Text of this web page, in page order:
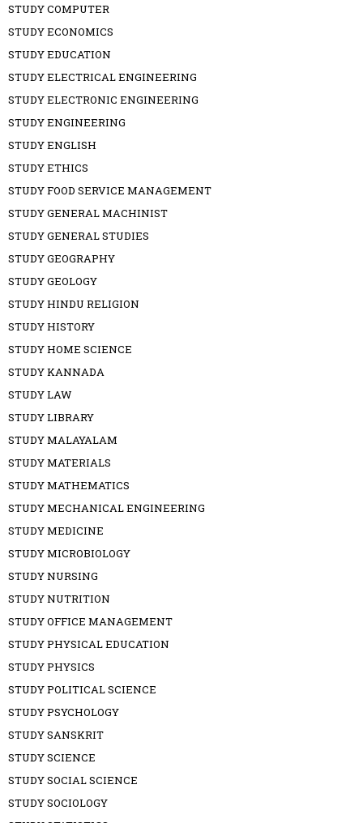
STUDY COMPUTER
STUDY ECONOMICS
STUDY EDUCATION
STUDY ELECTRICAL ENGINEERING
STUDY ELECTRONIC ENGINEERING
STUDY ENGINEERING
STUDY ENGLISH
STUDY ETHICS
STUDY FOOD SERVICE MANAGEMENT
STUDY GENERAL MACHINIST
STUDY GENERAL STUDIES
STUDY GEOGRAPHY
STUDY GEOLOGY
STUDY HINDU RELIGION
STUDY HISTORY
STUDY HOME SCIENCE
STUDY KANNADA
STUDY LAW
STUDY LIBRARY
STUDY MALAYALAM
STUDY MATERIALS
STUDY MATHEMATICS
STUDY MECHANICAL ENGINEERING
STUDY MEDICINE
STUDY MICROBIOLOGY
STUDY NURSING
STUDY NUTRITION
STUDY OFFICE MANAGEMENT
STUDY PHYSICAL EDUCATION
STUDY PHYSICS
STUDY POLITICAL SCIENCE
STUDY PSYCHOLOGY
STUDY SANSKRIT
STUDY SCIENCE
STUDY SOCIAL SCIENCE
STUDY SOCIOLOGY